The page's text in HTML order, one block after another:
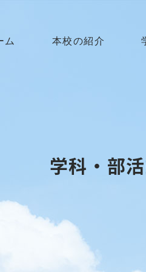
ム 本校の紹介
学科・部